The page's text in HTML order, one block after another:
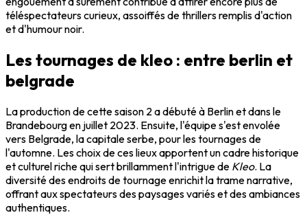
téléspectateurs curieux, assoiffés de thrillers remplis d'action
et d'humour noir.
Les tournages de kleo : entre berlin et
belgrade
La production de cette saison 2 a débuté à Berlin et dans le
Brandebourg en juillet 2023. Ensuite, l'équipe s'est envolée
vers Belgrade, la capitale serbe, pour les tournages de
l'automne. Les choix de ces lieux apportent un cadre historique
et culturel riche qui sert brillamment l'intrigue de Kleo. La
diversité des endroits de tournage enrichit la trame narrative,
offrant aux spectateurs des paysages variés et des ambiances
authentiques.